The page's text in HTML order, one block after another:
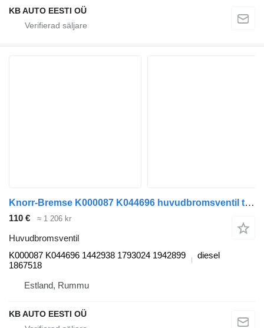
KB AUTO EESTI OÜ
Knorr-Bremse K000087 K044696 huvudbromsventil till Scania P,G,R,T-series (2004-2017) lastbil
110 € ≈ 1 206 kr
Huvudbromsventil
K000087 K044696 1442938 1793024 1942899
1867518
diesel
Estland, Rummu
KB AUTO EESTI OÜ